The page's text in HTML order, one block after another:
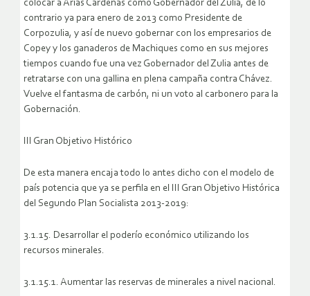
colocar a Arias Cárdenas como Gobernador del Zulia, de lo
contrario ya para enero de 2013 como Presidente de
Corpozulia, y así de nuevo gobernar con los empresarios de
Copey y los ganaderos de Machiques como en sus mejores
tiempos cuando fue una vez Gobernador del Zulia antes de
retratarse con una gallina en plena campaña contra Chávez.
Vuelve el fantasma de carbón, ni un voto al carbonero para la
Gobernación.
III Gran Objetivo Histórico
De esta manera encaja todo lo antes dicho con el modelo de
país potencia que ya se perfila en el III Gran Objetivo Histórica
del Segundo Plan Socialista 2013-2019:
3.1.15. Desarrollar el poderío económico utilizando los
recursos minerales.
3.1.15.1. Aumentar las reservas de minerales a nivel nacional.